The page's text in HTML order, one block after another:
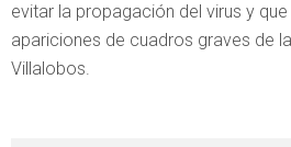
evitar la propagación del virus y
apariciones de cuadros graves de
Villalobos.